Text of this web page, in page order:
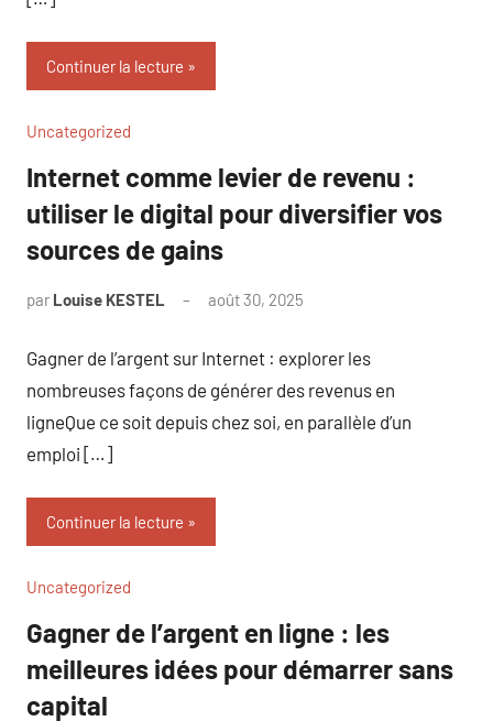
Continuer la lecture
Uncategorized
Internet comme levier de revenu :
utiliser le digital pour diversifier vos
sources de gains
par Louise KESTEL août 30, 2025
Gagner de l’argent sur Internet : explorer les
nombreuses façons de générer des revenus en
ligneQue ce soit depuis chez soi, en parallèle d’un
emploi […]
Continuer la lecture
Uncategorized
Gagner de l’argent en ligne : les
meilleures idées pour démarrer sans
capital